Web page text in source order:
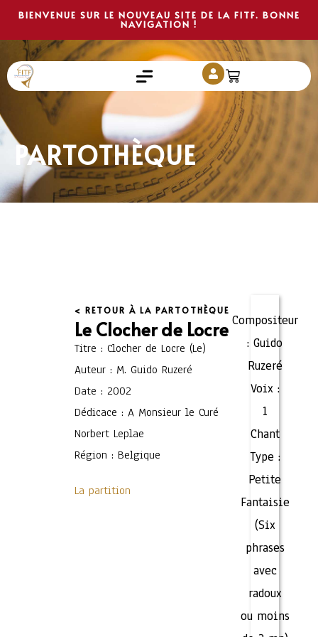
BIENVENUE SUR LE NOUVEAU SITE DE LA FITF. BONNE
NAVIGATION !
PARTOTHÈQUE
< RETOUR À LA PARTOTHÈQUE
Le Clocher de Locre
Titre : Clocher de Locre (Le)
Auteur : M. Guido Ruzeré
Date : 2002
Dédicace : A Monsieur le Curé
Norbert Leplae
Région : Belgique
La partition
Compositeur
: Guido
Ruzeré
Voix :
1
Chant
Type :
Petite
Fantaisie
(Six
phrases
avec
radoux
ou moins